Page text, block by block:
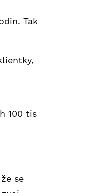
Tak
100 tis
se